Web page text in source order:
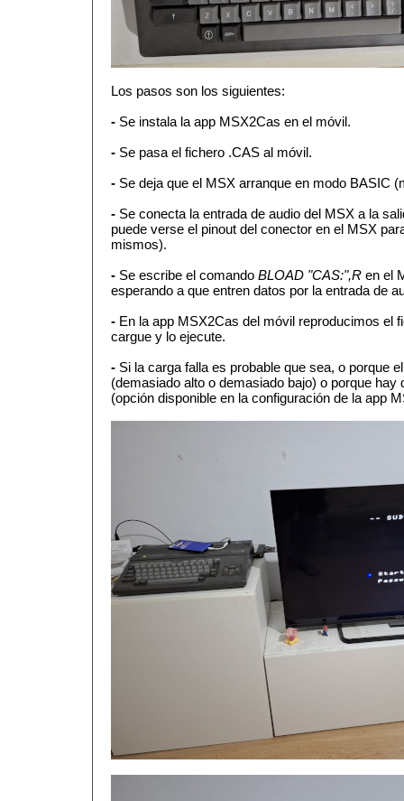
Los pasos son los siguientes:
- Se instala la app MSX2Cas en el móvil.
- Se pasa el fichero .CAS al móvil.
- Se deja que el MSX arranque en modo BASIC
- Se conecta la entrada de audio del MSX a la
puede verse el pinout del conector en el MSX
mismos).
- Se escribe el comando BLOAD "CAS:",R en el
esperando a que entren datos por la entrada de
- En la app MSX2Cas del móvil reproducimos el
cargue y lo ejecute.
- Si la carga falla es probable que sea, o porque
(demasiado alto o demasiado bajo) o porque hay
(opción disponible en la configuración de la app